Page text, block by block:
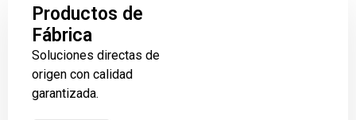
Productos de
Fábrica
Soluciones directas de
origen con calidad
garantizada.